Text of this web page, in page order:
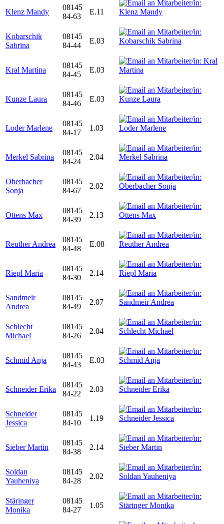
Klenz Mandy
08145
84-63
E.11
Kobarschik
Sabrina
08145
84-44
E.03
Kral Martina
08145
84-45
E.03
Kunze Laura
08145
84-46
E.03
Loder Marlene
08145
84-17
1.03
Merkel Sabrina
08145
84-24
2.04
Oberbacher
Sonja
08145
84-67
2.02
Ottens Max
08145
84-39
2.13
Reuther Andrea
08145
84-48
E.08
Riepl Maria
08145
84-30
2.14
Sandmeir
Andrea
08145
84-49
2.07
Schlecht
Michael
08145
84-26
2.04
Schmid Anja
08145
84-43
E.03
Schneider Erika
08145
84-22
2.03
Schneider
Jessica
08145
84-10
1.19
Sieber Martin
08145
84-38
2.14
Soldan
Yauheniya
08145
84-28
2.02
Stäringer
Monika
08145
84-27
1.05